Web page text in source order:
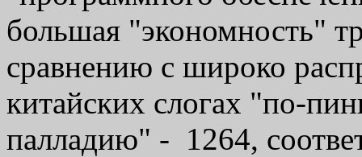
большая "экономность"
сравнению с широко
китайских слогах "по-
палладию" - 1264,